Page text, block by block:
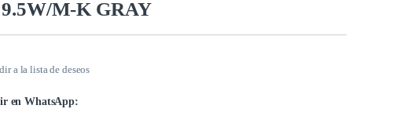
9.5W/M-K GRAY
a la lista de deseos
en WhatsApp: